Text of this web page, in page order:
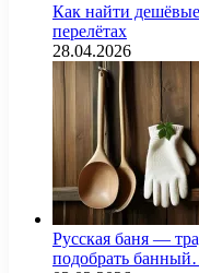
Как найти
перелётах
28.04.2026
Русская баня —
подобрать